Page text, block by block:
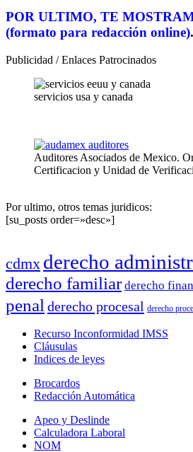
POR ULTIMO, TE
(formato para redacción online).
Publicidad / Enlaces Patrocinados
servicios usa y canada
Auditores Asociados de Mexico.
Certificacion y Unidad de
Por ultimo, otros temas juridicos:
[su_posts order=»desc»]
cdmx derecho
derecho familiar derecho
penal derecho procesal derecho
Recurso Inconformidad IMSS
Cláusulas
Indices de leyes
Brocardos
Redacción Automática
Apeo y Deslinde
Calculadora Laboral
NOM